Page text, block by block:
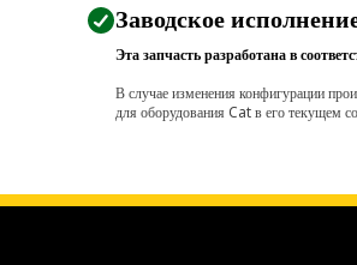
Заводское
Эта запчасть разработана в
В случае изменения конфигурации
для оборудования Cat в его текущем